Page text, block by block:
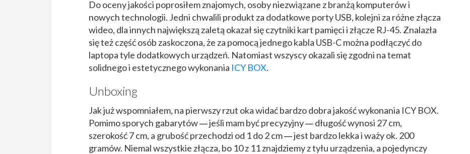
Do oceny jakości poprosiłem znajomych, osoby niezwiązane z branżą komputerów i
nowych technologii. Jedni chwalili produkt za dodatkowe porty USB, kolejni za różne złącza
wideo, dla innych największą zaletą okazał się czytniki kart pamięci i złącze RJ-45. Znalazła
się też część osób zaskoczona, że za pomocą jednego kabla USB-C można podłączyć do
laptopa tyle dodatkowych urządzeń. Natomiast wszyscy okazali się zgodni na temat
solidnego i estetycznego wykonania ICY BOX.
Unboxing
Jak już wspomniałem, na pierwszy rzut oka widać bardzo dobra jakość wykonania ICY BOX.
Pomimo sporych gabarytów—jeśli mam być precyzyjny— długość wynosi 27 cm,
szerokość 7 cm, a grubość przechodzi od 1 do 2 cm—jest bardzo lekka i waży ok. 200
gramów. Niemal wszystkie złącza, bo 10 z 11 znajdziemy z tyłu urządzenia, a pojedynczy